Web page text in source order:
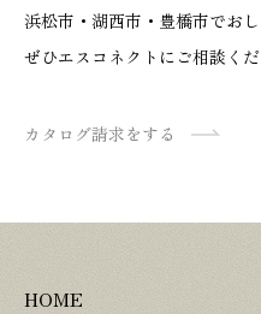
浜松市・湖西市・豊橋市でお
ぜひエスコネクトにご相談くだ
カタログ請求をする
HOME